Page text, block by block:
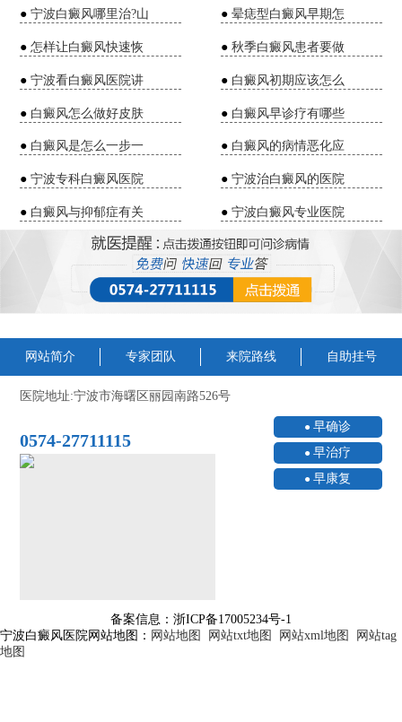
●宁波白癜风哪里治?山 ●晕痣型白癜风早期怎
●怎样让白癜风快速恢 ●秋季白癜风患者要做
●宁波看白癜风医院讲 ● 白癜风初期应该怎么
● 白癜风怎么做好皮肤 ● 白癜风早诊疗有哪些
● 白癜风是怎么一步一 ● 白癜风的病情恶化应
●宁波专科白癜风医院 ●宁波治白癜风的医院
● 白癜风与抑郁症有关 ●宁波白癜风专业医院
网站简介 专家团队 来院路线 自助挂号
医院地址:宁波市海曙区丽园南路526号
0574-27711115
早确诊
早治疗
早康复
备案信息：浙ICP备17005234号-1
宁波白癜风医院网站地图： 网站地图 网站txt地图 网站xml地图
网站tag
地图